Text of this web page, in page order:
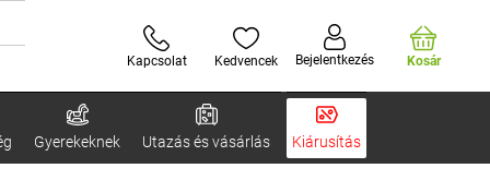
Kapcsolat Kedvencek Bejelentkezés Kosár
Gyerekeknek Utazás és vásárlás Kiárusítás